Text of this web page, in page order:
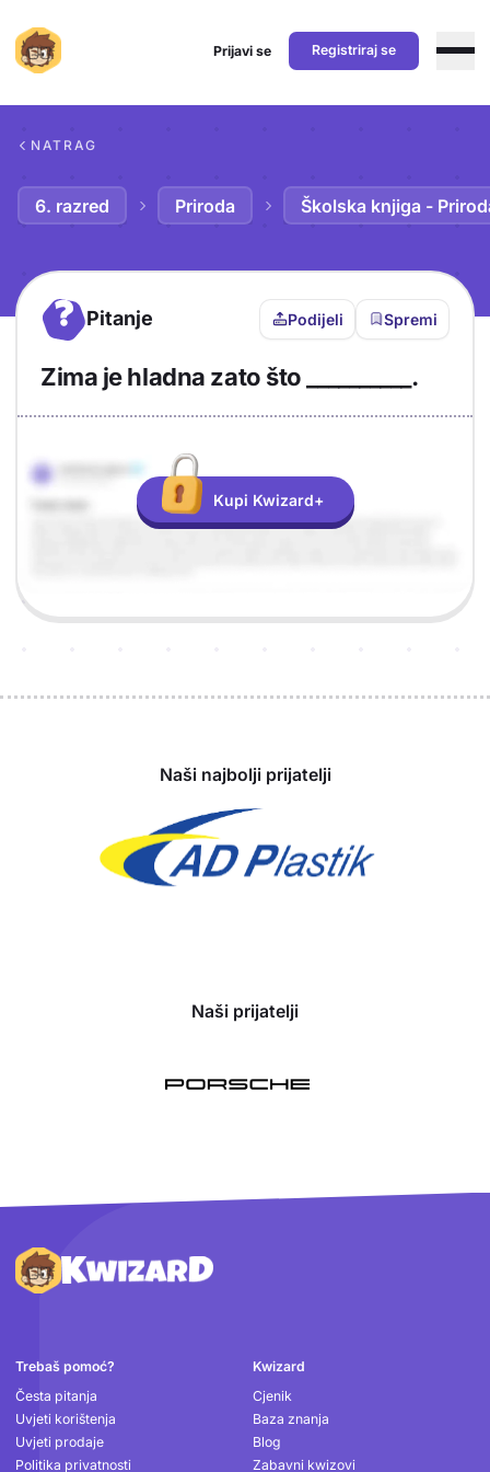
Prijavi se Registriraj se
NATRAG
6. razred Priroda Školska knjiga -
? Pitanje Podijeli Spremi
Zima je hladna zato što __________.
Odgovor
Objašnjenje
Kupi Kwizard+
Naši najbolji prijatelji
Naši prijatelji
Podnožje
Trebaš pomoć?
Česta pitanja
Uvjeti korištenja
Uvjeti prodaje
Politika privatnosti
Kwizard
Cjenik
Baza znanja
Blog
Zabavni kwizovi